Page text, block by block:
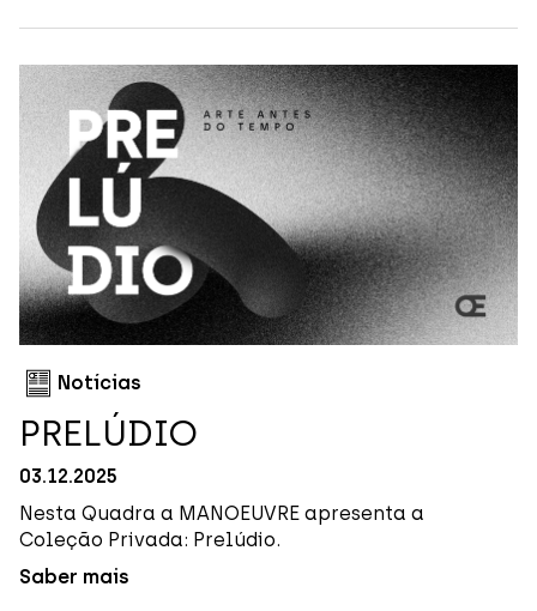
Notícias
PRELÚDIO
03.12.2025
Nesta Quadra a MANOEUVRE apresenta a
Coleção Privada: Prelúdio.
Saber mais